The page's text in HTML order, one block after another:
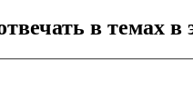
в темах в